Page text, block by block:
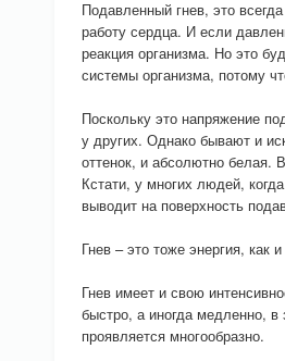
Подавленный гнев, это
работу сердца. И если
реакция организма. Но это
системы организма, потому
Поскольку это напряжение
у других. Однако бывают и
оттенок, и абсолютно белая.
Кстати, у многих людей,
выводит на поверхность
Гнев – это тоже энергия, как
Гнев имеет и свою
быстро, а иногда медленно,
проявляется многообразно.